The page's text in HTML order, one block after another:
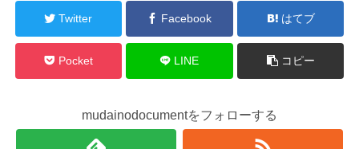
Twitter Facebook はてブ
Pocket LINE コピー
mudainodocumentをフォローする